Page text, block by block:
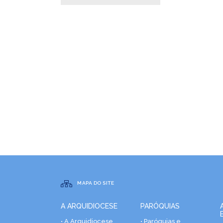
MAPA DO SITE
A ARQUIDIOCESE
• A Arquidiocese
PARÓQUIAS
• Paróquias e